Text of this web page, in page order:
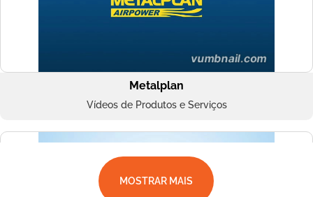
Metalplan
Vídeos de Produtos e Serviços
MOSTRAR MAIS